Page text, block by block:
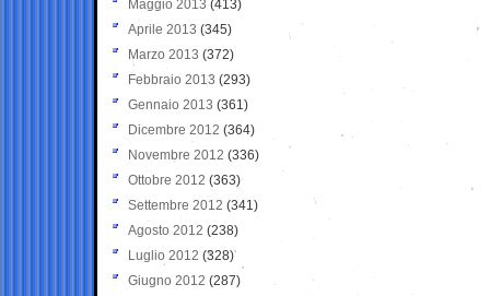
Maggio 2013 (413)
Aprile 2013 (345)
Marzo 2013 (372)
Febbraio 2013 (293)
Gennaio 2013 (361)
Dicembre 2012 (364)
Novembre 2012 (336)
Ottobre 2012 (363)
Settembre 2012 (341)
Agosto 2012 (238)
Luglio 2012 (328)
Giugno 2012 (287)